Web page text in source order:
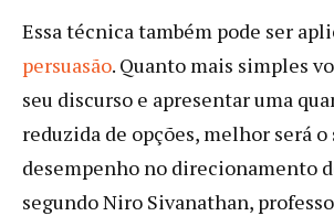
Essa técnica também pode ser
persuasão. Quanto mais simples
seu discurso e apresentar uma
reduzida de opções, melhor será o
desempenho no direcionamento
segundo Niro Sivanathan,